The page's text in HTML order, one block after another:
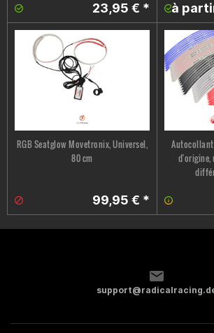
23,95 € * à
RGB Seatglow Movetronix, Universel,
80 cm
99,95 € *
d'origine,